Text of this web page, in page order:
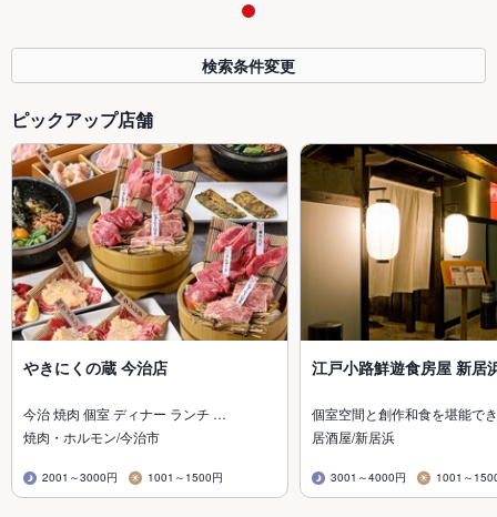
検索条件変更
ピックアップ店舗
やきにくの蔵 今治店
今治 焼肉 個室 ディナー ランチ …
焼肉・ホルモン/今治市
2001～3000円 1001～1500円
江戸小路鮮遊食房屋 新居
個室空間と創作和食を堪能で
居酒屋/新居浜
3001～4000円 1001～